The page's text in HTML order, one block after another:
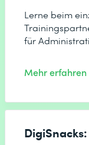
Lerne beim
für
Mehr erfahren